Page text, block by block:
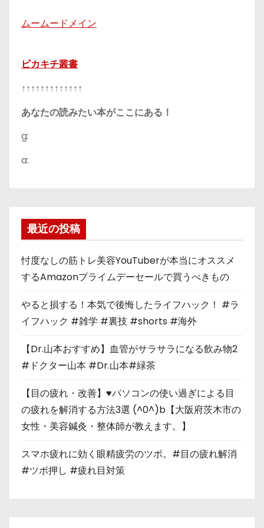
ムームードメイン
ピカキチ叢書
↑↑↑↑↑↑↑↑↑↑↑↑↑
あなたの読みたい本がここにある！
g:
a:
最近の投稿
忖度なしの筋トレ美容YouTuberが本当にオススメ
するAmazonプライムデーセールで買うべきもの
やると損する！本気で後悔したライフハック！ #ラ
イフハック #雑学 #裏技 #shorts #海外
【Dr.山本おすすめ】血管がサラサラになる飲み物2
#ドクター山本 #Dr.山本#緑茶
【目の疲れ・改善】♥パソコンの使い過ぎによる目
の疲れを解消する方法3選 (^0^)b【大阪府茨木市の
女性・美容鍼灸・整体師が教えます。】
スマホ疲れに効く眼精疲労のツボ。#目の疲れ解消
#ツボ押し #疲れ目対策